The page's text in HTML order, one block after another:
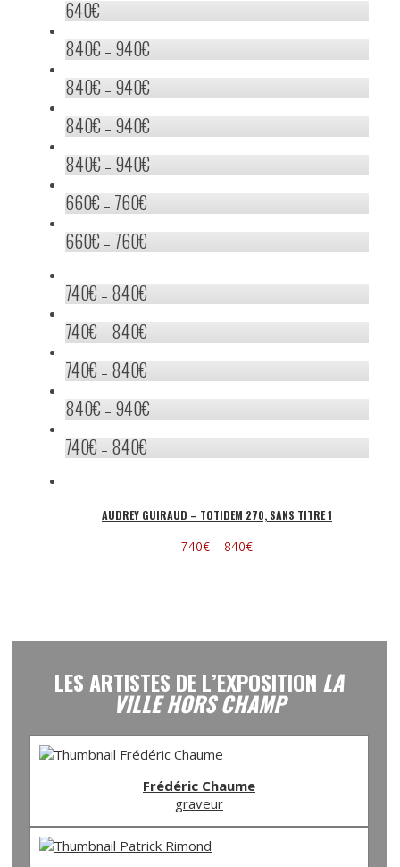
640€
840€ – 940€
840€ – 940€
840€ – 940€
840€ – 940€
660€ – 760€
660€ – 760€
740€ – 840€
740€ – 840€
740€ – 840€
840€ – 940€
740€ – 840€
AUDREY GUIRAUD – TOTIDEM 270, SANS TITRE 1
740€ – 840€
LES ARTISTES DE L’EXPOSITION LA
VILLE HORS CHAMP
Frédéric Chaume
graveur